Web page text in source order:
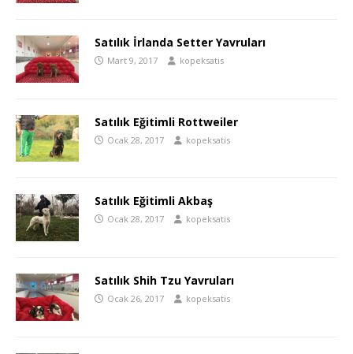
Satılık İrlanda Setter Yavruları
Mart 9, 2017 kopeksatis
Satılık Eğitimli Rottweiler
Ocak 28, 2017 kopeksatis
Satılık Eğitimli Akbaş
Ocak 28, 2017 kopeksatis
Satılık Shih Tzu Yavruları
Ocak 26, 2017 kopeksatis